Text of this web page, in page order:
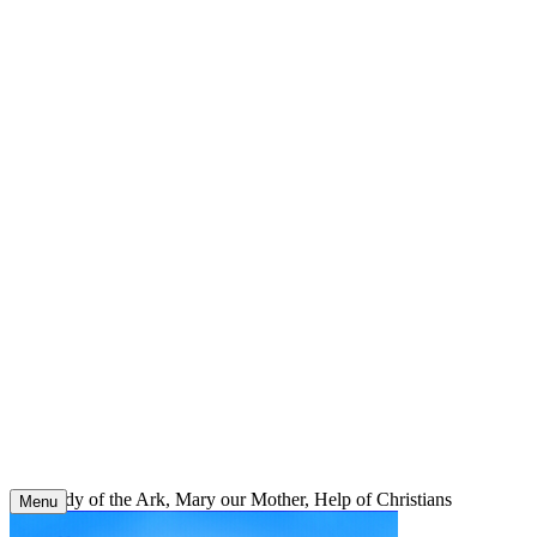
Our Lady of the Ark, Mary our Mother, Help of Christians
Menu